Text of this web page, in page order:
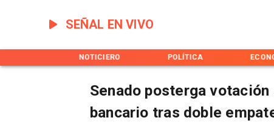
SEÑAL EN VIVO
NOTICIERO POLÍTICA
Senado posterga
bancario tras doble